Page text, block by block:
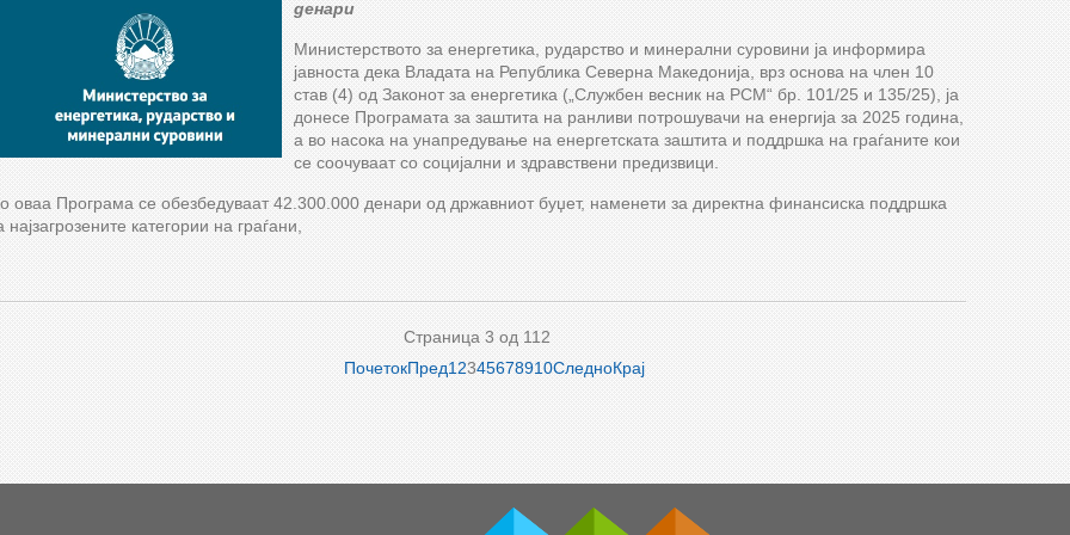
денари
Министерството за енергетика, рударство и минерални суровини ја информира
јавноста дека Владата на Република Северна Македонија, врз основа на член 10
став (4) од Законот за енергетика („Службен весник на РСМ“ бр. 101/25 и 135/25), ја
донесе Програмата за заштита на ранливи потрошувачи на енергија за 2025 година,
a во насока на унапредување на енергетската заштита и поддршка на граѓаните кои
се соочуваат со социјални и здравствени предизвици.
оваа Програма се обезбедуваат 42.300.000 денари од државниот буџет, наменети за директна финансиска поддршка
најзагрозените категории на граѓани,
Страница 3 од 112
ПочетокПред12345678910СледноКрај